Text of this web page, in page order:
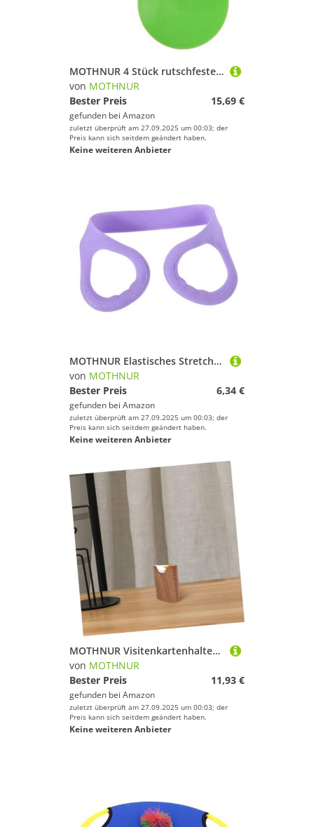
MOTHNUR 4 Stück rutschfeste Flache Sportbodenmarker Farbige Gym Floor Dots Flexible Fußball Trainingsmarker für Agility Basketball und Fußball Trainingsübungen
von MOTHNUR
Bester Preis
15,69 €
gefunden bei Amazon
zuletzt überprüft am 27.09.2025 um 00:03; der
Preis kann sich seitdem geändert haben.
Keine weiteren Anbieter
MOTHNUR Elastisches Stretchband für Yoga Pilates Damen Fitness Widerstandsband für Schulter Rücken Dehnung Trainingsband für Zuhause und Gym
von MOTHNUR
Bester Preis
6,34 €
gefunden bei Amazon
zuletzt überprüft am 27.09.2025 um 00:03; der
Preis kann sich seitdem geändert haben.
Keine weiteren Anbieter
MOTHNUR Visitenkartenhalter Holz Business Card Holder Case aus Robustem Holz Tragbare Visitenkartenbox für Büro Schule Reise Wiederverwendbar Praktische Aufbewahrung für Professionelle
von MOTHNUR
Bester Preis
11,93 €
gefunden bei Amazon
zuletzt überprüft am 27.09.2025 um 00:03; der
Preis kann sich seitdem geändert haben.
Keine weiteren Anbieter